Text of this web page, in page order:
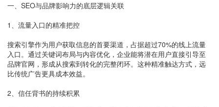
一、SEO与品牌影响力的底层逻辑关联
1、流量入口的精准把控
搜索引擎作为用户获取信息的首要渠道，占据超过70%的线上流量
入口。通过关键词布局与内容优化，企业能将潜在用户直接引导至
品牌官网，形成从搜索到转化的完整闭环。这种精准触达方式，远
比传统广告更具成本效益。
2、信任背书的持续积累